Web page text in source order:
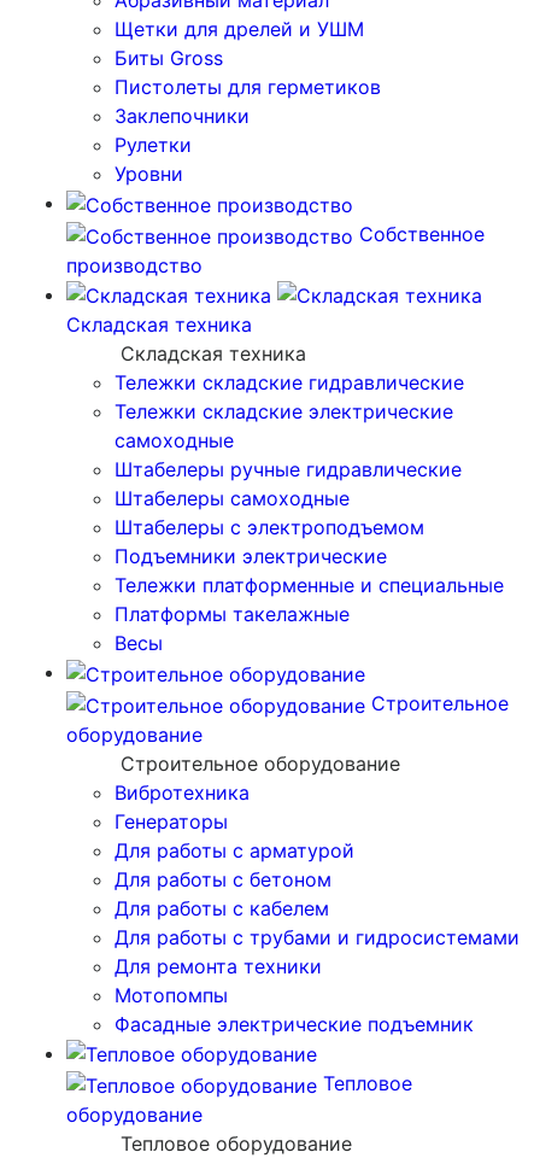
Щетки для дрелей и УШМ
Биты Gross
Пистолеты для герметиков
Заклепочники
Рулетки
Уровни
Собственное
производство
Складская техника
Складская техника
Тележки складские гидравлические
Тележки складские электрические
самоходные
Штабелеры ручные гидравлические
Штабелеры самоходные
Штабелеры с электроподъемом
Подъемники электрические
Тележки платформенные и специальные
Платформы такелажные
Весы
Строительное
оборудование
Строительное оборудование
Вибротехника
Генераторы
Для работы с арматурой
Для работы с бетоном
Для работы с кабелем
Для работы с трубами и гидросистемами
Для ремонта техники
Мотопомпы
Фасадные электрические подъемник
Тепловое
оборудование
Тепловое оборудование